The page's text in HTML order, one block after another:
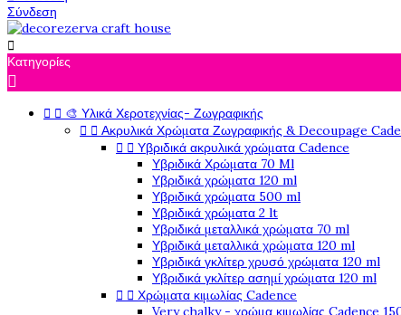
Σύνδεση

Κατηγορίες

  🎨 Υλικά Χεροτεχνίας- Ζωγραφικής
  Ακρυλικά Χρώματα Ζωγραφικής & Decoupage
  Υβριδικά ακρυλικά χρώματα Cadence
Υβριδικά Χρώματα 70 Ml
Υβριδικά χρώματα 120 ml
Υβριδικά χρώματα 500 ml
Υβριδικά χρώματα 2 lt
Υβριδικά μεταλλικά χρώματα 70 ml
Υβριδικά μεταλλικά χρώματα 120 ml
Υβριδικά γκλίτερ χρυσό χρώματα 120 ml
Υβριδικά γκλίτερ ασημί χρώματα 120 ml
  Χρώματα κιμωλίας Cadence
Very chalky - χρώμα κιμωλίας Cadence